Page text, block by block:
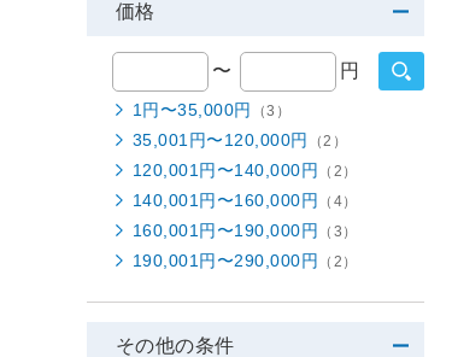
価格
〜 円
1円〜35,000円 （3）
35,001円〜120,000円 （2）
120,001円〜140,000円 （2）
140,001円〜160,000円 （4）
160,001円〜190,000円 （3）
190,001円〜290,000円 （2）
その他の条件